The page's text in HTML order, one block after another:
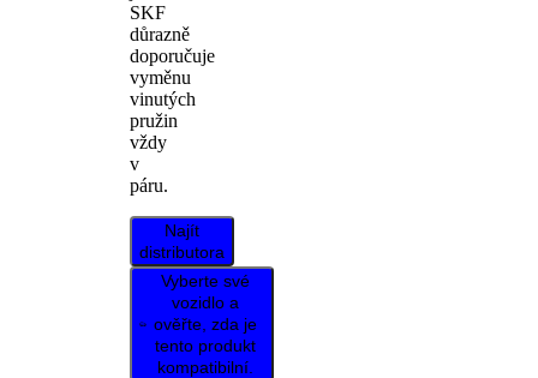
SKF
důrazně
doporučuje
vyměnu
vinutých
pružin
vždy
v
páru.
Najít
distributora
Vyberte své
vozidlo a
ověřte, zda je
tento produkt
kompatibilní.